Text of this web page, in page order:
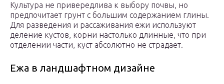
Культура не привередлива к выбору почвы, но
предпочитает грунт с большим содержанием глины.
Для разведения и рассаживания ежи используют
деление кустов, корни настолько длинные, что при
отделении части, куст абсолютно не страдает.
Ежа в ландшафтном дизайне